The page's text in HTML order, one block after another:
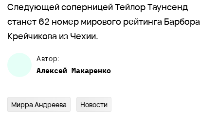
Следующей соперницей Тейлор Таунсенд
станет 62 номер мирового рейтинга Барбора
Крейчикова из Чехии.
Автор:
Алексей Макаренко
Мирра Андреева Новости